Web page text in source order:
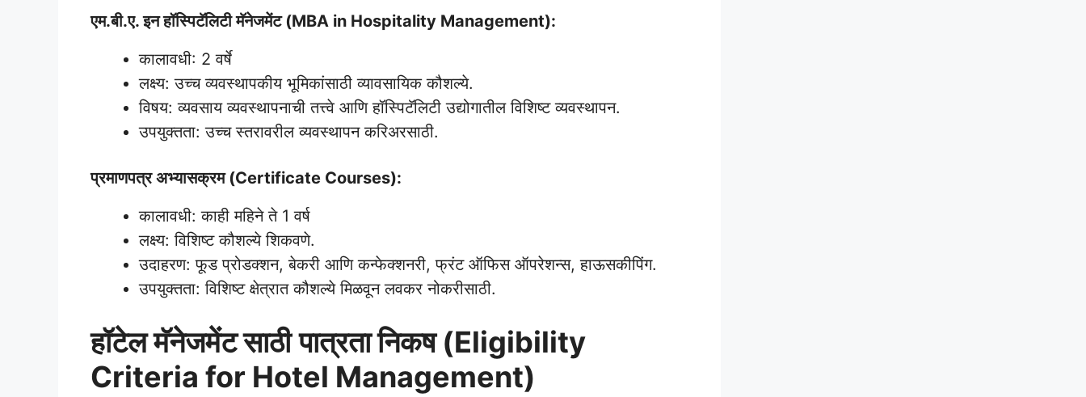
एम.बी.ए. इन हॉस्पिटॅलिटी मॅनेजमेंट (MBA in Hospitality Management):
कालावधी: 2 वर्षे
लक्ष्य: उच्च व्यवस्थापकीय भूमिकांसाठी व्यावसायिक कौशल्ये.
विषय: व्यवसाय व्यवस्थापनाची तत्त्वे आणि हॉस्पिटॅलिटी उद्योगातील विशिष्ट व्यवस्थापन.
उपयुक्तता: उच्च स्तरावरील व्यवस्थापन करिअरसाठी.
प्रमाणपत्र अभ्यासक्रम (Certificate Courses):
कालावधी: काही महिने ते 1 वर्ष
लक्ष्य: विशिष्ट कौशल्ये शिकवणे.
उदाहरण: फूड प्रोडक्शन, बेकरी आणि कन्फेक्शनरी, फ्रंट ऑफिस ऑपरेशन्स, हाऊसकीपिंग.
उपयुक्तता: विशिष्ट क्षेत्रात कौशल्ये मिळवून लवकर नोकरीसाठी.
हॉटेल मॅनेजमेंट साठी पात्रता निकष (Eligibility
Criteria for Hotel Management)